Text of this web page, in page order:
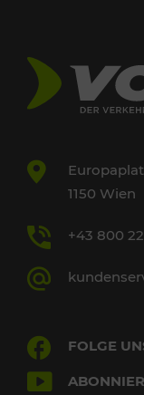
1150 Wien
+43 800
FOLGE